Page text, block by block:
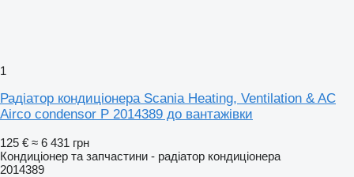
1
Радіатор кондиціонера Scania Heating, Ventilation & AC
Airco condensor P 2014389 до вантажівки
125 € ≈ 6 431 грн
Кондиціонер та запчастини - радіатор кондиціонера
2014389